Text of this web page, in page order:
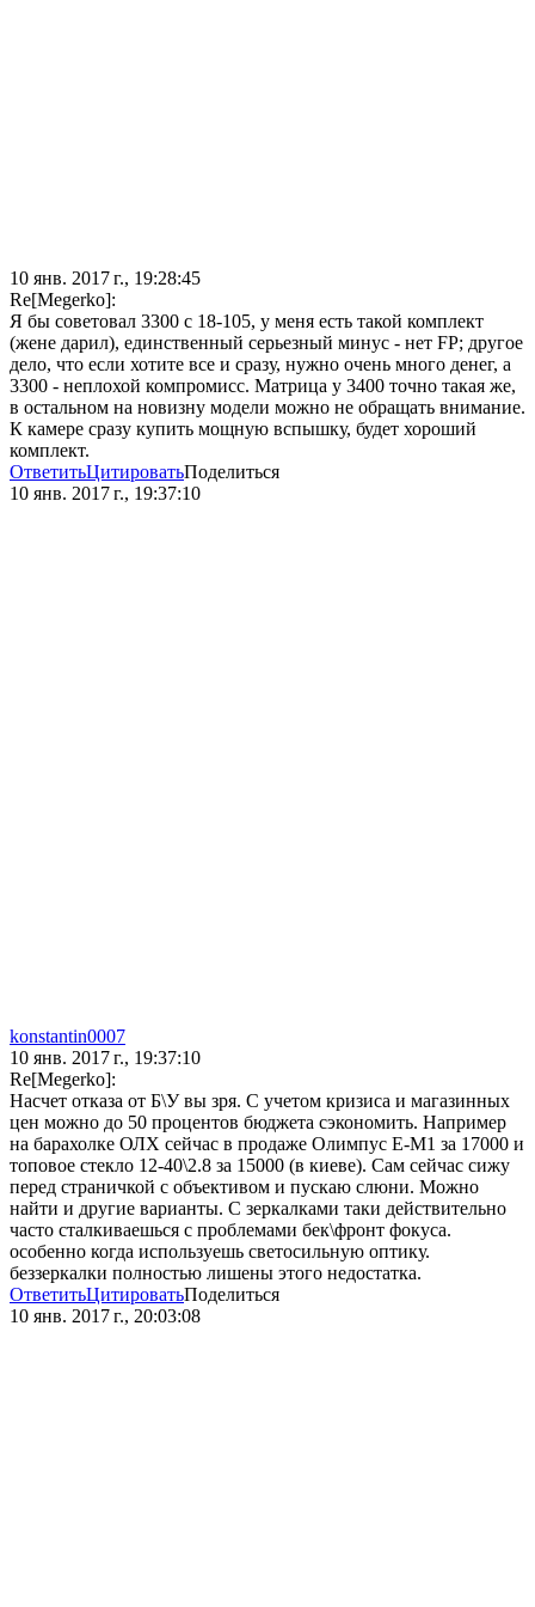
10 янв. 2017 г., 19:28:45
Re[Megerko]:
Я бы советовал 3300 с 18-105, у меня есть такой комплект
(жене дарил), единственный серьезный минус - нет FP; другое
дело, что если хотите все и сразу, нужно очень много денег, а
3300 - неплохой компромисс. Матрица у 3400 точно такая же,
в остальном на новизну модели можно не обращать внимание.
К камере сразу купить мощную вспышку, будет хороший
комплект.
ОтветитьЦитироватьПоделиться
10 янв. 2017 г., 19:37:10
konstantin0007
10 янв. 2017 г., 19:37:10
Re[Megerko]:
Насчет отказа от Б\У вы зря. С учетом кризиса и магазинных
цен можно до 50 процентов бюджета сэкономить. Например
на барахолке ОЛХ сейчас в продаже Олимпус Е-М1 за 17000 и
топовое стекло 12-40\2.8 за 15000 (в киеве). Сам сейчас сижу
перед страничкой с объективом и пускаю слюни. Можно
найти и другие варианты. С зеркалками таки действительно
часто сталкиваешься с проблемами бек\фронт фокуса.
особенно когда используешь светосильную оптику.
беззеркалки полностью лишены этого недостатка.
ОтветитьЦитироватьПоделиться
10 янв. 2017 г., 20:03:08